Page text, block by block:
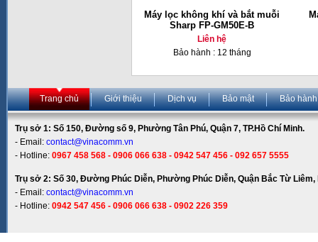
Máy lọc không khí và bắt muỗi
Sharp FP-GM50E-B
Liên hệ
Bảo hành : 12 tháng
Trang chủ Giới thiệu Dịch vụ Bảo mật Bảo hành
Trụ sở 1: Số 150, Đường số 9, Phường Tân Phú, Quận 7, TP.Hồ Chí Minh.
- Email: contact@vinacomm.vn
- Hotline: 0967 458 568 - 0906 066 638 - 0942 547 456 - 092 657 5555
Trụ sở 2: Số 30, Đường Phúc Diễn, Phường Phúc Diễn, Quận Bắc Từ Liêm,
- Email: contact@vinacomm.vn
- Hotline: 0942 547 456 - 0906 066 638 - 0902 226 359